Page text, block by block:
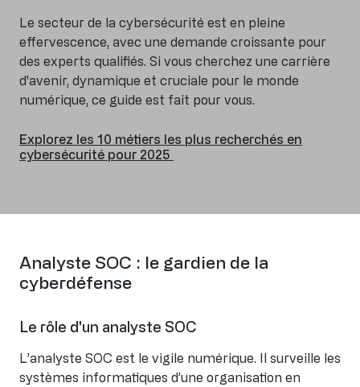
Le secteur de la cybersécurité est en pleine
effervescence, avec une demande croissante pour
des experts qualifiés. Si vous cherchez une carrière
d'avenir, dynamique et cruciale pour le monde
numérique, ce guide est fait pour vous.
Explorez les 10 métiers les plus recherchés en
cybersécurité pour 2025
Analyste SOC : le gardien de la
cyberdéfense
Le rôle d'un analyste SOC
L’analyste SOC est le vigile numérique. Il surveille les
systèmes informatiques d’une organisation en